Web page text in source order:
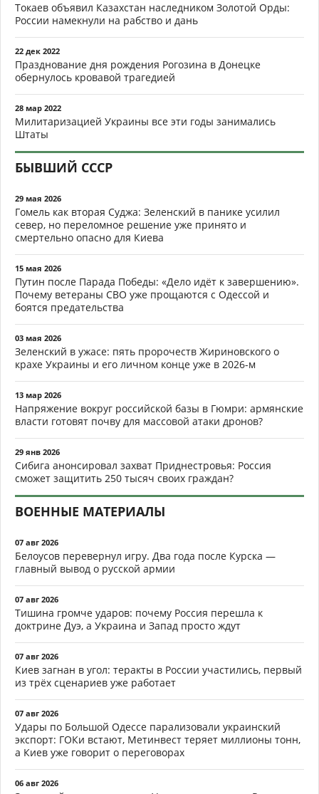
Токаев объявил Казахстан наследником Золотой Орды:
России намекнули на рабство и дань
22 дек 2022
Празднование дня рождения Рогозина в Донецке
обернулось кровавой трагедией
28 мар 2022
Милитаризацией Украины все эти годы занимались
Штаты
БЫВШИЙ СССР
29 мая 2026
Гомель как вторая Суджа: Зеленский в панике усилил
север, но переломное решение уже принято и
смертельно опасно для Киева
15 мая 2026
Путин после Парада Победы: «Дело идёт к завершению».
Почему ветераны СВО уже прощаются с Одессой и
боятся предательства
03 мая 2026
Зеленский в ужасе: пять пророчеств Жириновского о
крахе Украины и его личном конце уже в 2026-м
13 мар 2026
Напряжение вокруг российской базы в Гюмри: армянские
власти готовят почву для массовой атаки дронов?
29 янв 2026
Сибига анонсировал захват Приднестровья: Россия
сможет защитить 250 тысяч своих граждан?
ВОЕННЫЕ МАТЕРИАЛЫ
07 авг 2026
Белоусов перевернул игру. Два года после Курска —
главный вывод о русской армии
07 авг 2026
Тишина громче ударов: почему Россия перешла к
доктрине Дуэ, а Украина и Запад просто ждут
07 авг 2026
Киев загнан в угол: теракты в России участились, первый
из трёх сценариев уже работает
07 авг 2026
Удары по Большой Одессе парализовали украинский
экспорт: ГОКи встают, Метинвест теряет миллионы тонн,
а Киев уже говорит о переговорах
06 авг 2026